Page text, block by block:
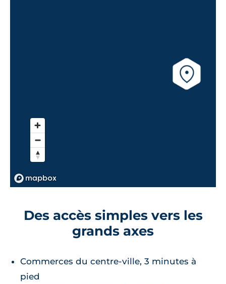
Des accès simples vers les
grands axes
Commerces du centre-ville, 3 minutes à
pied